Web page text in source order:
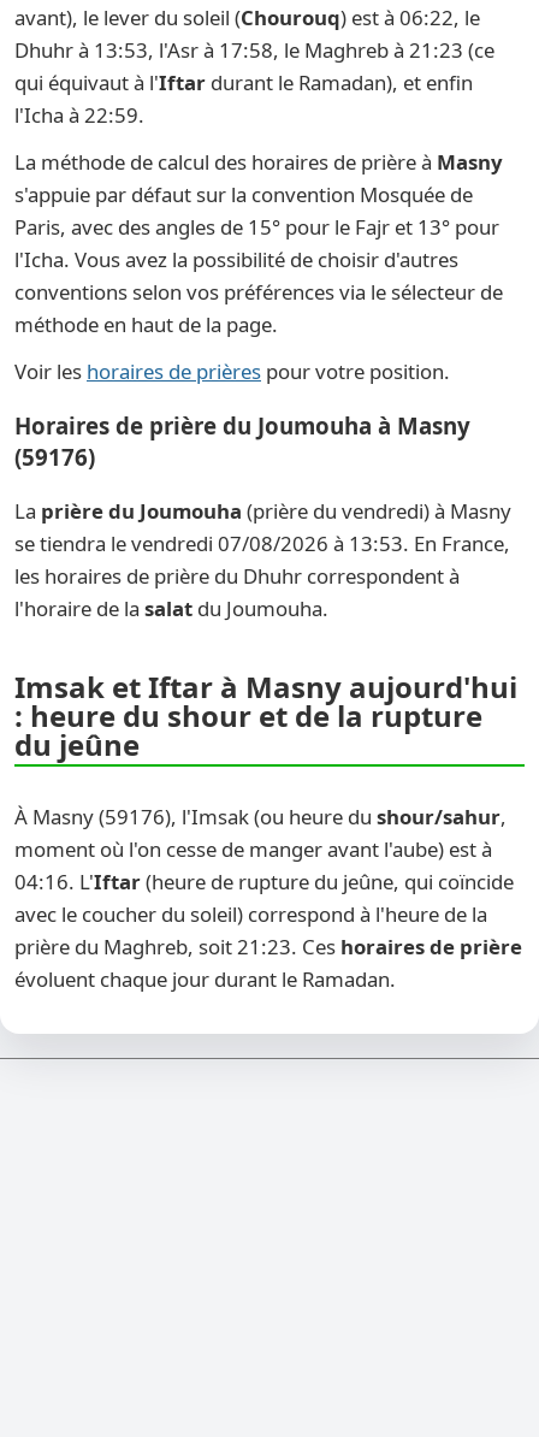
avant), le lever du soleil (Chourouq) est à 06:22, le
Dhuhr à 13:53, l'Asr à 17:58, le Maghreb à 21:23 (ce
qui équivaut à l'Iftar durant le Ramadan), et enfin
l'Icha à 22:59.
La méthode de calcul des horaires de prière à Masny
s'appuie par défaut sur la convention Mosquée de
Paris, avec des angles de 15° pour le Fajr et 13° pour
l'Icha. Vous avez la possibilité de choisir d'autres
conventions selon vos préférences via le sélecteur de
méthode en haut de la page.
Voir les horaires de prières pour votre position.
Horaires de prière du Joumouha à Masny
(59176)
La prière du Joumouha (prière du vendredi) à Masny
se tiendra le vendredi 07/08/2026 à 13:53. En France,
les horaires de prière du Dhuhr correspondent à
l'horaire de la salat du Joumouha.
Imsak et Iftar à Masny aujourd'hui
: heure du shour et de la rupture
du jeûne
À Masny (59176), l'Imsak (ou heure du shour/sahur,
moment où l'on cesse de manger avant l'aube) est à
04:16. L'Iftar(heure de rupture du jeûne, qui coïncide
avec le coucher du soleil) correspond à l'heure de la
prière du Maghreb, soit 21:23. Ces horaires de prière
évoluent chaque jour durant le Ramadan.